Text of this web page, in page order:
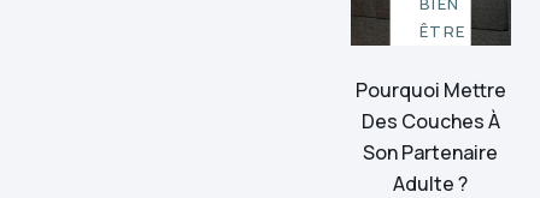
ÊTRE
Pourquoi Mettre
Des Couches À
Son Partenaire
Adulte ?